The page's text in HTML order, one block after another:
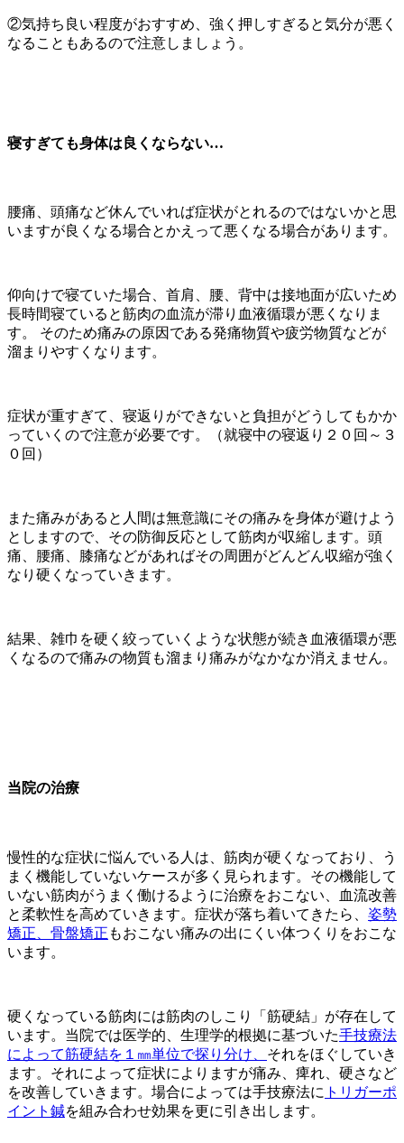
②気持ち良い程度がおすすめ、強く押しすぎると気分が悪く
なることもあるので注意しましょう。
寝すぎても身体は良くならない…
腰痛、頭痛など休んでいれば症状がとれるのではないかと思
いますが良くなる場合とかえって悪くなる場合があります。
仰向けで寝ていた場合、首肩、腰、背中は接地面が広いため
長時間寝ていると筋肉の血流が滞り血液循環が悪くなりま
す。 そのため痛みの原因である発痛物質や疲労物質などが
溜まりやすくなります。
症状が重すぎて、寝返りができないと負担がどうしてもかか
っていくので注意が必要です。（就寝中の寝返り２０回～３
０回）
また痛みがあると人間は無意識にその痛みを身体が避けよう
としますので、その防御反応として筋肉が収縮します。頭
痛、腰痛、膝痛などがあればその周囲がどんどん収縮が強く
なり硬くなっていきます。
結果、雑巾を硬く絞っていくような状態が続き血液循環が悪
くなるので痛みの物質も溜まり痛みがなかなか消えません。
当院の治療
慢性的な症状に悩んでいる人は、筋肉が硬くなっており、う
まく機能していないケースが多く見られます。その機能して
いない筋肉がうまく働けるように治療をおこない、血流改善
と柔軟性を高めていきます。症状が落ち着いてきたら、 姿勢
矯正、骨盤矯正 もおこない痛みの出にくい体つくりをおこな
います。
硬くなっている筋肉には筋肉のしこり「筋硬結」が存在して
います。当院では医学的、生理学的根拠に基づいた手技療法
によって筋硬結を１㎜単位で探り分け、 それをほぐしていき
ます。 それによって症状によりますが痛み、痺れ、硬さなど
を改善していきます。場合によっては手技療法に トリガーポ
イント鍼を組み合わせ効果を更に引き出します。